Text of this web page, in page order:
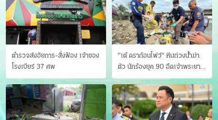
ตำรวจส่งอัยการ-สั่งฟ้อง เจ้าของ
โรงเบียร์ 37 ศพ
"เต้ ดราก้อนไฟว์" หินถ่วงน้ำฆ่า
ตัว นักร้องยุค 90 อืดเจ้าพระยา
แฟนหาตัววุ่น เครียดธุรกิจ!